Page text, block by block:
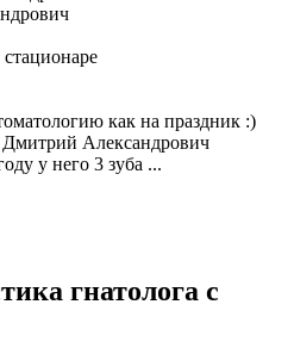
как на праздник :)
Александрович
у него 3 зуба ...
гнатолога с